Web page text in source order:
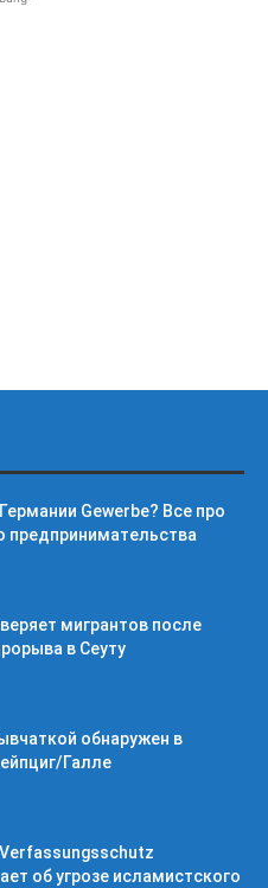
Gewerbe? Все про
предпринимательства
мигрантов после
в Сеуту
обнаружен в
Галле
об угрозе исламистского